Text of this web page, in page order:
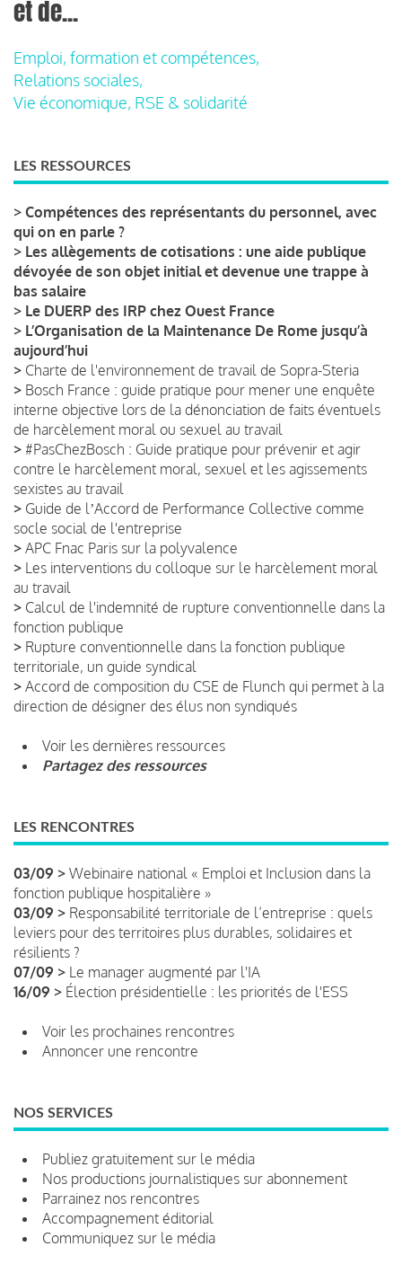
et de...
Emploi, formation et compétences,
Relations sociales,
Vie économique, RSE & solidarité
LES RESSOURCES
> Compétences des représentants du personnel, avec
qui on en parle ?
> Les allègements de cotisations : une aide publique
dévoyée de son objet initial et devenue une trappe à
bas salaire
> Le DUERP des IRP chez Ouest France
> L’Organisation de la Maintenance De Rome jusqu’à
aujourd’hui
> Charte de l'environnement de travail de Sopra-Steria
> Bosch France : guide pratique pour mener une enquête
interne objective lors de la dénonciation de faits éventuels
de harcèlement moral ou sexuel au travail
> #PasChezBosch : Guide pratique pour prévenir et agir
contre le harcèlement moral, sexuel et les agissements
sexistes au travail
> Guide de lʼAccord de Performance Collective comme
socle social de l'entreprise
> APC Fnac Paris sur la polyvalence
> Les interventions du colloque sur le harcèlement moral
au travail
> Calcul de l'indemnité de rupture conventionnelle dans la
fonction publique
> Rupture conventionnelle dans la fonction publique
territoriale, un guide syndical
> Accord de composition du CSE de Flunch qui permet à la
direction de désigner des élus non syndiqués
Voir les dernières ressources
Partagez des ressources
LES RENCONTRES
03/09 > Webinaire national « Emploi et Inclusion dans la
fonction publique hospitalière »
03/09 > Responsabilité territoriale de l’entreprise : quels
leviers pour des territoires plus durables, solidaires et
résilients ?
07/09 > Le manager augmenté par l'IA
16/09 > Élection présidentielle : les priorités de l'ESS
Voir les prochaines rencontres
Annoncer une rencontre
NOS SERVICES
Publiez gratuitement sur le média
Nos productions journalistiques sur abonnement
Parrainez nos rencontres
Accompagnement éditorial
Communiquez sur le média